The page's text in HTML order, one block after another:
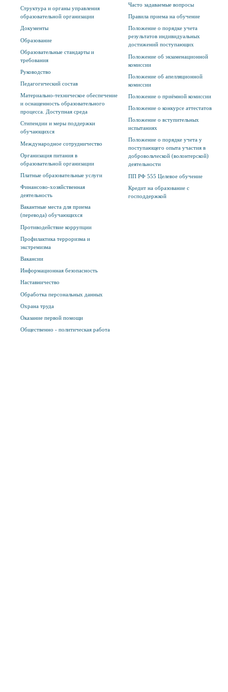
Структура и органы управления
образовательной организации
Документы
Образование
Образовательные стандарты и
требования
Руководство
Педагогический состав
Материально-техническое обеспечение
и оснащенность образовательного
процесса. Доступная среда
Стипендии и меры поддержки
обучающихся
Международное сотрудничество
Организация питания в
образовательной организации
Платные образовательные услуги
Финансово-хозяйственная
деятельность
Вакантные места для приема
(перевода) обучающихся
Противодействие коррупции
Профилактика терроризма и
экстремизма
Вакансии
Информационная безопасность
Наставничество
Обработка персональных данных
Охрана труда
Оказание первой помощи
Общественно - политическая работа
Часто задаваемые вопросы
Правила приема на обучение
Положение о порядке учета
результатов индивидуальных
достижений поступающих
Положение об экзаменационной
комиссии
Положение об апелляционной
комиссии
Положение о приёмной комиссии
Положение о конкурсе аттестатов
Положение о вступительных
испытаниях
Положение о порядке учета у
поступающего опыта участия в
добровольческой (волонтерской)
деятельности
ПП РФ 555 Целевое обучение
Кредит на образование с
господдержкой